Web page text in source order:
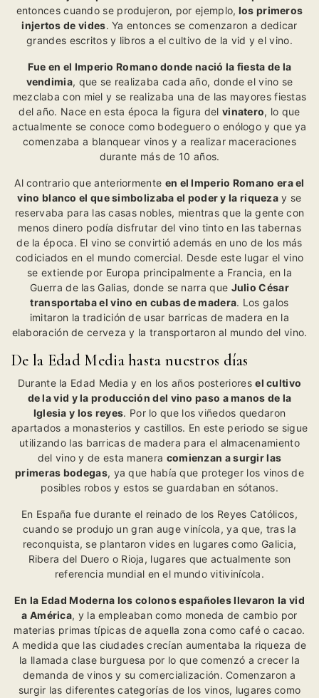
entonces cuando se produjeron, por ejemplo, los primeros
injertos de vides. Ya entonces se comenzaron a dedicar
grandes escritos y libros a el cultivo de la vid y el vino.
Fue en el Imperio Romano donde nació la fiesta de la
vendimia, que se realizaba cada año, donde el vino se
mezclaba con miel y se realizaba una de las mayores fiestas
del año. Nace en esta época la figura del vinatero, lo que
actualmente se conoce como bodeguero o enólogo y que ya
comenzaba a blanquear vinos y a realizar maceraciones
durante más de 10 años.
Al contrario que anteriormente en el Imperio Romano era el
vino blanco el que simbolizaba el poder y la riqueza y se
reservaba para las casas nobles, mientras que la gente con
menos dinero podía disfrutar del vino tinto en las tabernas
de la época. El vino se convirtió además en uno de los más
codiciados en el mundo comercial. Desde este lugar el vino
se extiende por Europa principalmente a Francia, en la
Guerra de las Galias, donde se narra que Julio César
transportaba el vino en cubas de madera. Los galos
imitaron la tradición de usar barricas de madera en la
elaboración de cerveza y la transportaron al mundo del vino.
De la Edad Media hasta nuestros días
Durante la Edad Media y en los años posteriores el cultivo
de la vid y la producción del vino paso a manos de la
Iglesia y los reyes. Por lo que los viñedos quedaron
apartados a monasterios y castillos. En este periodo se sigue
utilizando las barricas de madera para el almacenamiento
del vino y de esta manera comienzan a surgir las
primeras bodegas, ya que había que proteger los vinos de
posibles robos y estos se guardaban en sótanos.
En España fue durante el reinado de los Reyes Católicos,
cuando se produjo un gran auge vinícola, ya que, tras la
reconquista, se plantaron vides en lugares como Galicia,
Ribera del Duero o Rioja, lugares que actualmente son
referencia mundial en el mundo vitivinícola.
En la Edad Moderna los colonos españoles llevaron la vid
a América, y la empleaban como moneda de cambio por
materias primas típicas de aquella zona como café o cacao.
A medida que las ciudades crecían aumentaba la riqueza de
la llamada clase burguesa por lo que comenzó a crecer la
demanda de vinos y su comercialización. Comenzaron a
surgir las diferentes categorías de los vinos, lugares como